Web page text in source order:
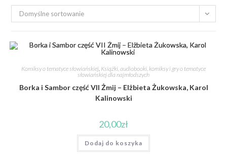
Domyślne sortowanie
Komiksy o tematyce słowiańskiej, Książki, audiobooki, komiksy i gry o tematyce
słowiańskiej dla najmłodszych
Borka i Sambor część VII Żmij – Elżbieta Żukowska, Karol
Kalinowski
20,00zł
Dodaj do koszyka